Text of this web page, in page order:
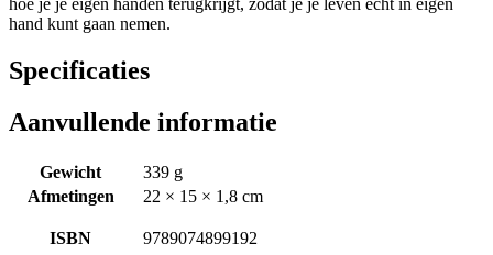
hand kunt gaan nemen.
Specificaties
Aanvullende informatie
Gewicht
339 g
Afmetingen
22 × 15 × 1,8 cm
ISBN 9789074899192